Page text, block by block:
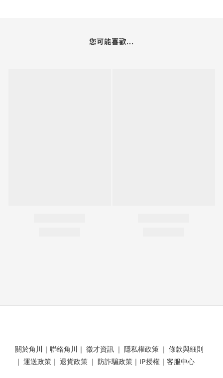
您可能喜歡...
關於角川 ｜ 聯絡角川 ｜ 徵才資訊 ｜ 隱私權政策 ｜ 條款與細則
｜ 運送政策 ｜ 退貨政策 ｜ 防詐騙政策 ｜ IP授權 ｜ 客服中心